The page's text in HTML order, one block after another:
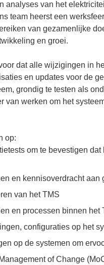
analyses van het
team heerst een
van gezamenlijke
en groei.
dat alle wijzigingen in
en updates voor de
grondig te testen als
van werken om het
op:
om te bevestigen
en kennisoverdracht aan
van het TMS
en processen binnen het
configuraties op het
op de systemen om
of Change